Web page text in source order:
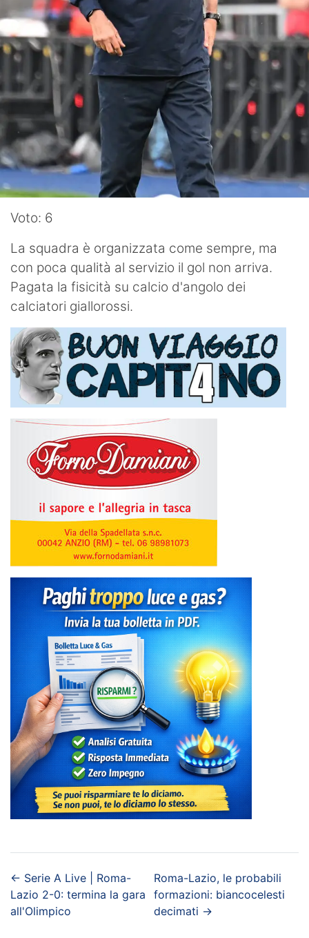
Voto: 6
La squadra è organizzata come sempre, ma
con poca qualità al servizio il gol non arriva.
Pagata la fisicità su calcio d'angolo dei
calciatori giallorossi.
← Serie A Live | Roma-
Lazio 2-0: termina la gara
all'Olimpico
Roma-Lazio, le probabili
formazioni: biancocelesti
decimati →